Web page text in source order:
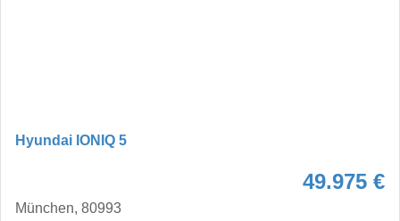
Hyundai IONIQ 5
49.975 €
München, 80993